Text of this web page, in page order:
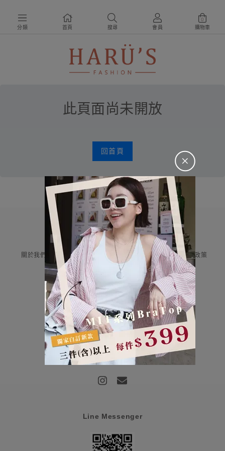
＋
分類 首頁 搜尋 會員 購物車
0
此頁面尚未開放
回首頁
Information
關於我們 付款與運送 售後服務 隱私權政策
Contact Us
評云有限公司 統編:85107159
營業時間：平日早上9:00-12:00/下午13:00-18:00
客服信箱：haru@haru-fashion.com
客服line：@doi0581j
Line Messenger